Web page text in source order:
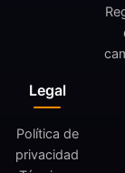
Legal
Política de
privacidad